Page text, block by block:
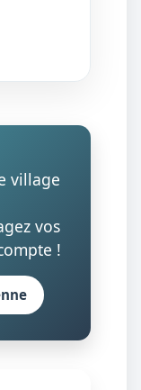
village
vos
!